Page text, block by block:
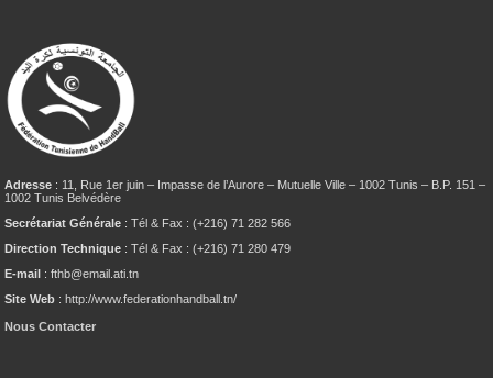
Adresse : 11, Rue 1er juin – Impasse de l’Aurore – Mutuelle Ville – 1002 Tunis – B.P. 151 –
1002 Tunis Belvédère
Secrétariat Générale : Tél & Fax : (+216) 71 282 566
Direction Technique : Tél & Fax : (+216) 71 280 479
E-mail : fthb@email.ati.tn
Site Web : http://www.federationhandball.tn/
Nous Contacter